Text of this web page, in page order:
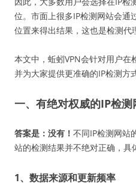
位。市面上很多IP检测网站会通
位置来得出结果，这也是检测代
本文中，蚯蚓VPN会针对用户在
并为大家提供更准确的IP检测方式
一、有绝对权威的IP检测
答案是：没有！ 不同IP检测网站
站的检测结果并不绝对正确，具
1、数据来源和更新频率